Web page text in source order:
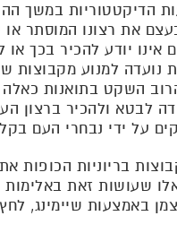
הדיקטטוריות במשך
את רצונו המוסתר
אינו יודע להכיר בכך
נועדה למנוע מקבוצות
השקט בתואנות כאלה
לבטא ולהכיר ברצון
על ידי נבחרי העם
בריוניות הכופות
שעושות זאת באלימות
באמצעות שיימינג,